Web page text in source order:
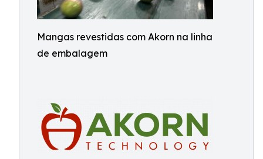
Mangas revestidas com Akorn na linha
de embalagem